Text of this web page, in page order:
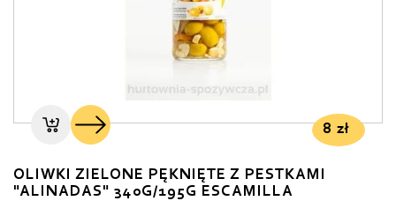
8 zł
OLIWKI ZIELONE PĘKNIĘTE Z PESTKAMI
"ALINADAS" 340G/195G ESCAMILLA